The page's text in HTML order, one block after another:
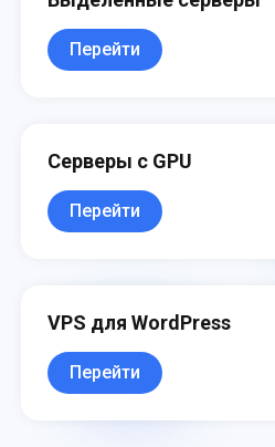
Перейти
Серверы с GPU
Перейти
VPS для WordPress
Перейти